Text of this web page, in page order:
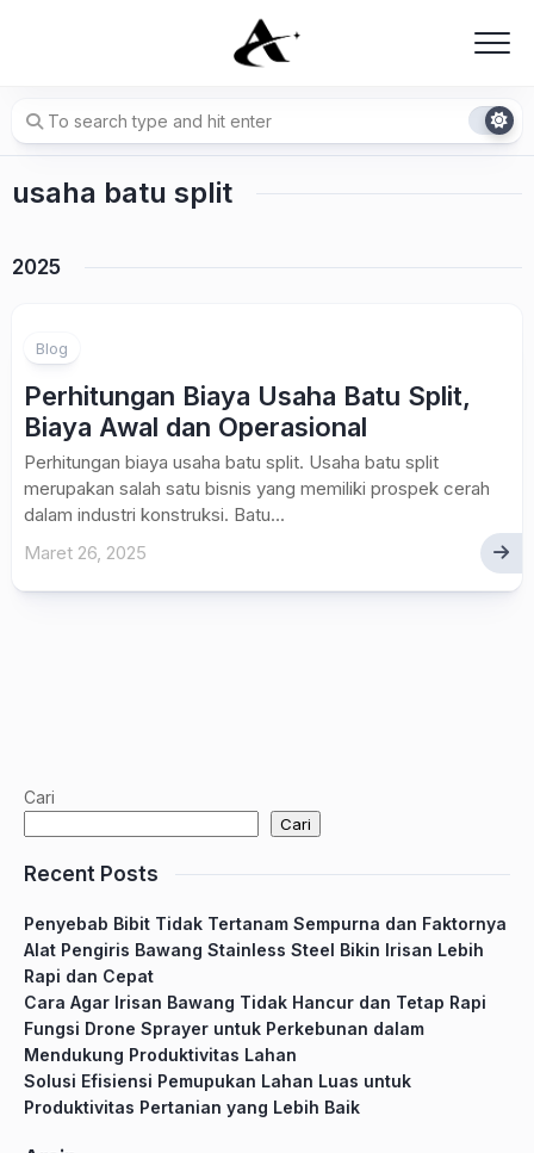
usaha batu split
2025
Blog
Perhitungan Biaya Usaha Batu Split,
Biaya Awal dan Operasional
Perhitungan biaya usaha batu split. Usaha batu split
merupakan salah satu bisnis yang memiliki prospek cerah
dalam industri konstruksi. Batu...
Maret 26, 2025
Cari
Cari
Recent Posts
Penyebab Bibit Tidak Tertanam Sempurna dan Faktornya
Alat Pengiris Bawang Stainless Steel Bikin Irisan Lebih
Rapi dan Cepat
Cara Agar Irisan Bawang Tidak Hancur dan Tetap Rapi
Fungsi Drone Sprayer untuk Perkebunan dalam
Mendukung Produktivitas Lahan
Solusi Efisiensi Pemupukan Lahan Luas untuk
Produktivitas Pertanian yang Lebih Baik